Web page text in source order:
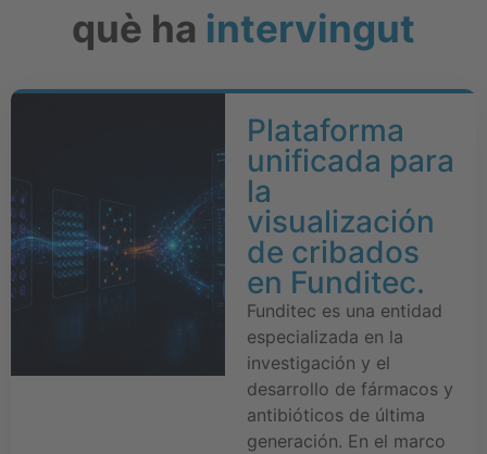
què ha intervingut
Plataforma
unificada para
la
visualización
de cribados
en Funditec.
Funditec es una entidad
especializada en la
investigación y el
desarrollo de fármacos y
antibióticos de última
generación. En el marco